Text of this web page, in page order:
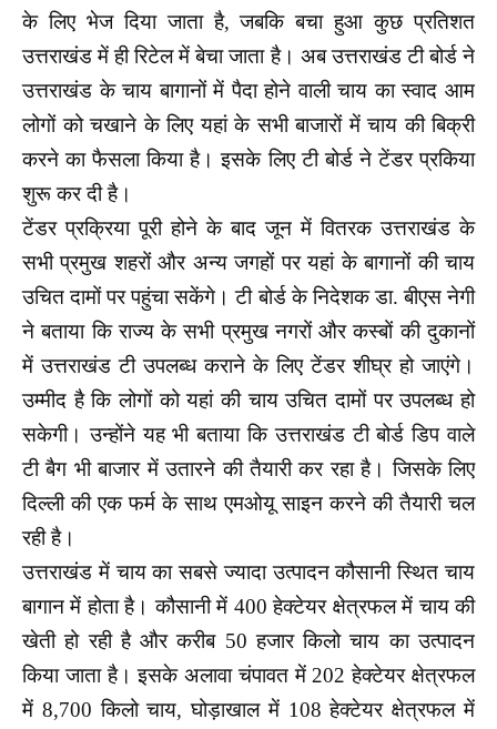
के लिए भेज दिया जाता है, जबकि बचा हुआ कुछ प्रतिशत
उत्तराखंड में ही रिटेल में बेचा जाता है। अब उत्तराखंड टी बोर्ड ने
उत्तराखंड के चाय बागानों में पैदा होने वाली चाय का स्वाद आम
लोगों को चखाने के लिए यहां के सभी बाजारों में चाय की बिक्री
करने का फैसला किया है। इसके लिए टी बोर्ड ने टेंडर प्रकिया
शुरू कर दी है।
टेंडर प्रक्रिया पूरी होने के बाद जून में वितरक उत्तराखंड के
सभी प्रमुख शहरों और अन्य जगहों पर यहां के बागानों की चाय
उचित दामों पर पहुंचा सकेंगे। टी बोर्ड के निदेशक डा. बीएस नेगी
ने बताया कि राज्य के सभी प्रमुख नगरों और कस्बों की दुकानों
में उत्तराखंड टी उपलब्ध कराने के लिए टेंडर शीघ्र हो जाएंगे।
उम्मीद है कि लोगों को यहां की चाय उचित दामों पर उपलब्ध हो
सकेगी। उन्होंने यह भी बताया कि उत्तराखंड टी बोर्ड डिप वाले
टी बैग भी बाजार में उतारने की तैयारी कर रहा है। जिसके लिए
दिल्ली की एक फर्म के साथ एमओयू साइन करने की तैयारी चल
रही है।
उत्तराखंड में चाय का सबसे ज्यादा उत्पादन कौसानी स्थित चाय
बागान में होता है। कौसानी में 400 हेक्टेयर क्षेत्रफल में चाय की
खेती हो रही है और करीब 50 हजार किलो चाय का उत्पादन
किया जाता है। इसके अलावा चंपावत में 202 हेक्टेयर क्षेत्रफल
में 8,700 किलो चाय, घोड़ाखाल में 108 हेक्टेयर क्षेत्रफल में